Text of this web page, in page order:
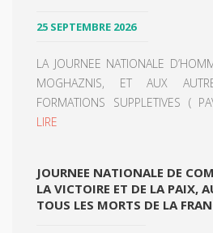
25 SEPTEMBRE 2026
LA JOURNEE NATIONALE
MOGHAZNIS, ET AUX
FORMATIONS SUPPLETIVES (
LIRE
JOURNEE NATIONALE DE
LA VICTOIRE ET DE LA PAIX,
TOUS LES MORTS DE LA